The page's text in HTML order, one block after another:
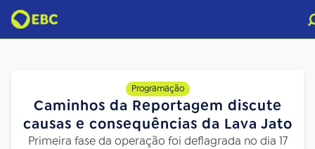
Programação
Caminhos da Reportagem discute
causas e consequências da Lava Jato
Primeira fase da operação foi deflagrada no dia 17